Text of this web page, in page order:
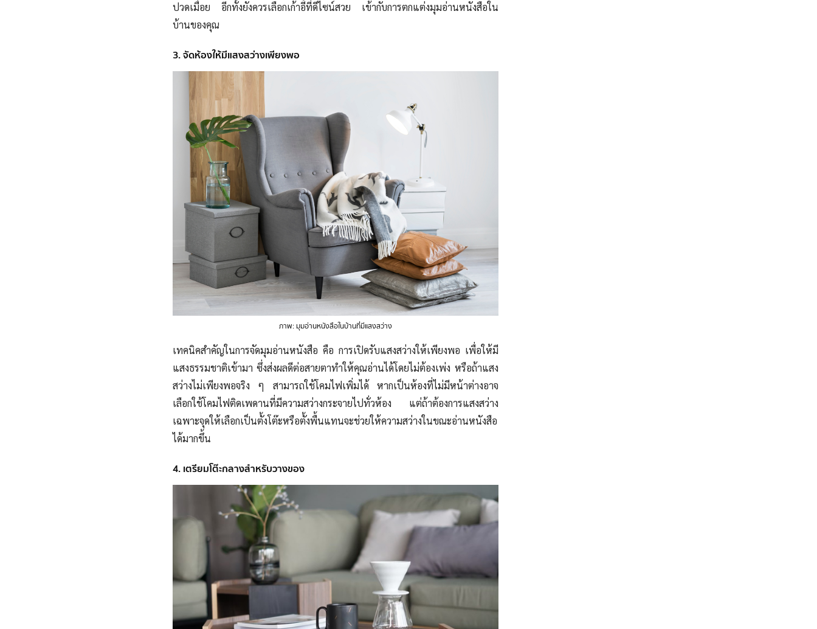
ปวดเมื่อย อีกทั้งยังควรเลือกเก้าอี้ที่ดีไซน์สวย เข้ากับการตกแต่งมุมอ่านหนังสือใน
บ้านของคุณ
3. จัดห้องให้มีแสงสว่างเพียงพอ
ภาพ: มุมอ่านหนังสือในบ้านที่มีแสงสว่าง
เทคนิคสำคัญในการจัดมุมอ่านหนังสือ คือ การเปิดรับแสงสว่างให้เพียงพอ เพื่อให้มี
แสงธรรมชาติเข้ามา ซึ่งส่งผลดีต่อสายตาทำให้คุณอ่านได้โดยไม่ต้องเพ่ง หรือถ้าแสง
สว่างไม่เพียงพอจริง ๆ สามารถใช้โคมไฟเพิ่มได้ หากเป็นห้องที่ไม่มีหน้าต่างอาจ
เลือกใช้โคมไฟติดเพดานที่มีความสว่างกระจายไปทั่วห้อง แต่ถ้าต้องการแสงสว่าง
เฉพาะจุดให้เลือกเป็นตั้งโต๊ะหรือตั้งพื้นแทนจะช่วยให้ความสว่างในขณะอ่านหนังสือ
ได้มากขึ้น
4. เตรียมโต๊ะกลางสำหรับวางของ